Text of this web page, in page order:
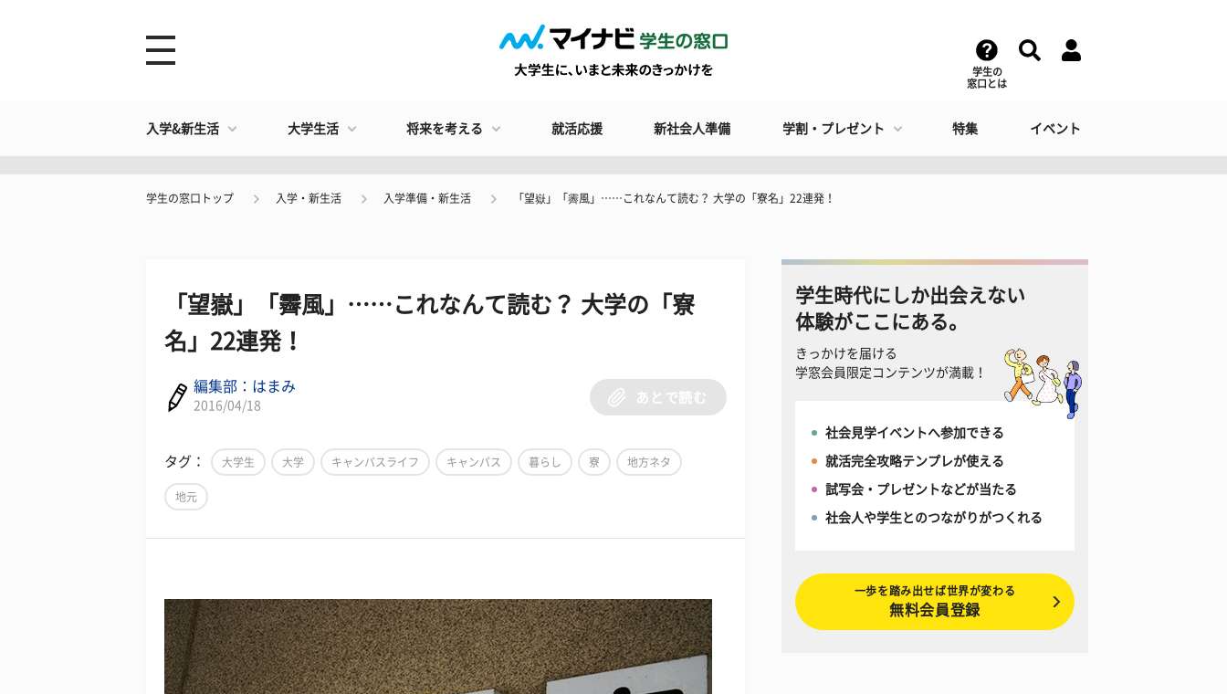
学生の
窓口とは
入学&新生活 大学生活 将来を考える 就活応援 新社会人準備 学割・プレゼント 特集 イベント
学生の窓口トップ 入学・新生活 入学準備・新生活 「望嶽」「霽風」……これなんて読む？ 大学の「寮名」22連発！
「望嶽」「霽風」……これなんて読む？ 大学の「寮
名」22連発！
編集部：はまみ
2016/04/18
あとで読む
タグ： 大学生 大学 キャンパスライフ キャンパス 暮らし 寮 地方ネタ
地元
学生時代にしか出会えない
体験がここにある。
きっかけを届ける
学窓会員限定コンテンツが満載！
社会見学イベントへ参加できる
就活完全攻略テンプレが使える
試写会・プレゼントなどが当たる
社会人や学生とのつながりがつくれる
一歩を踏み出せば世界が変わる
無料会員登録